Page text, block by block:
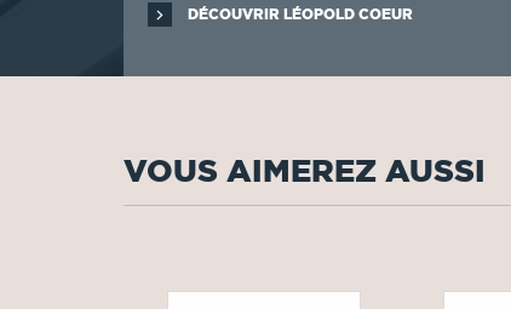
DÉCOUVRIR LÉOPOLD COEUR
VOUS AIMEREZ AUSSI